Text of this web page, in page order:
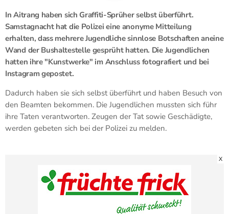
In Aitrang haben sich Graffiti-Sprüher selbst überführt.
Samstagnacht hat die Polizei eine anonyme Mitteilung
erhalten, dass mehrere Jugendliche sinnlose Botschaften aneine
Wand der Bushaltestelle gesprüht hatten. Die Jugendlichen
hatten ihre "Kunstwerke" im Anschluss fotografiert und bei
Instagram gepostet.
Dadurch haben sie sich selbst überführt und haben Besuch von
den Beamten bekommen. Die Jugendlichen mussten sich führ
ihre Taten verantworten. Zeugen der Tat sowie Geschädigte,
werden gebeten sich bei der Polizei zu melden.
X